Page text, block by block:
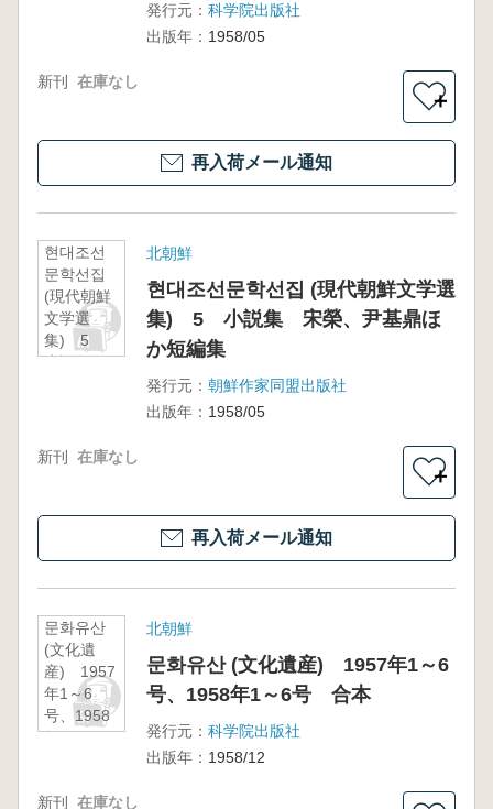
発行元： 科学院出版社
出版年： 1958/05
新刊 在庫なし
＋
再入荷メール通知
현대조선
문학선집
(現代朝鮮
文学選
集) 5
小説集
北朝鮮
현대조선문학선집 (現代朝鮮文学選
集) 5 小説集 宋榮、尹基鼎ほ
か短編集
発行元： 朝鮮作家同盟出版社
出版年： 1958/05
新刊 在庫なし
＋
再入荷メール通知
문화유산
(文化遺
産) 1957
年1～6
号、1958
年1～6
北朝鮮
문화유산 (文化遺産) 1957年1～6
号、1958年1～6号 合本
発行元： 科学院出版社
出版年： 1958/12
新刊 在庫なし